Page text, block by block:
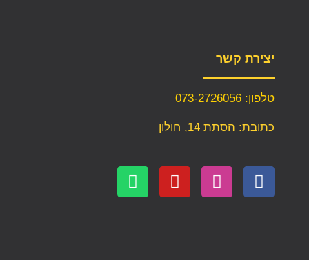
יצירת קשר
טלפון: 073-2726056
כתובת: הסתת 14, חולון